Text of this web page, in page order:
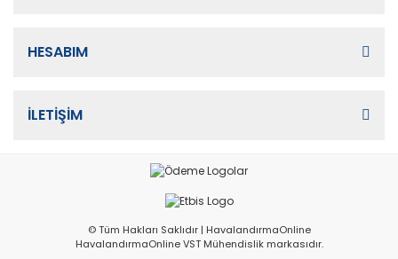
HESABIM
İLETİŞİM
© Tüm Hakları Saklıdır | HavalandırmaOnline
HavalandırmaOnline VST Mühendislik markasıdır.